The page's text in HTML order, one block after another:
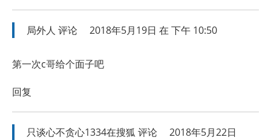
局外人 评论 2018年5月19日 在 下午 10:50
第一次c哥给个面子吧
回复
只谈心不贪心1334在搜狐 评论
2018年5月22日